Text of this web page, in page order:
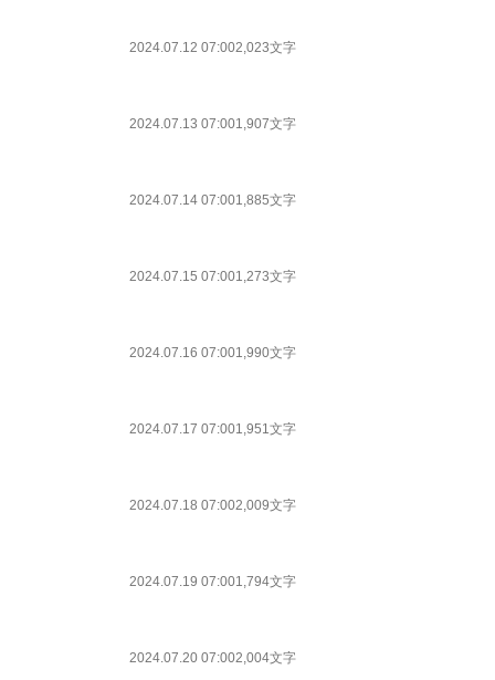
2024.07.12 07:002,023文字
2024.07.13 07:001,907文字
2024.07.14 07:001,885文字
2024.07.15 07:001,273文字
2024.07.16 07:001,990文字
2024.07.17 07:001,951文字
2024.07.18 07:002,009文字
2024.07.19 07:001,794文字
2024.07.20 07:002,004文字